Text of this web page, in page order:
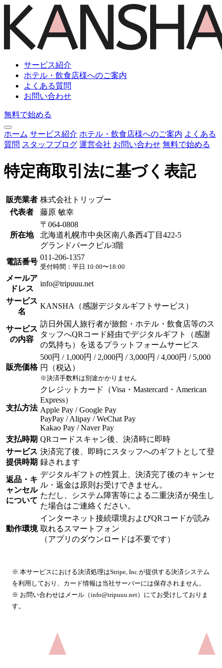
サービス紹介
ホテル・飲食店様へのご案内
よくある質問
お問い合わせ
無料で始める
ホーム サービス紹介 ホテル・飲食店様へのご案内 よくある
質問 スタッフブログ 運営会社 お問い合わせ 無料で始める
特定商取引法に基づく表記
販売業者 株式会社トリップー
代表者
藤原 敏幸
所在地
〒064-0808
北海道札幌市中央区南八条西4丁目422-5
グランドパークビル3階
電話番号
011-206-1357
受付時間：平日 10:00〜18:00
メールア
ドレス
info@tripuuu.net
サービス
名
KANSHA（感謝デジタルギフトサービス）
サービス
の内容
訪日外国人旅行者が旅館・ホテル・飲食店等のス
タッフへQRコード経由でデジタルギフト（感謝
の気持ち）を送るプラットフォームサービス
販売価格
500円 / 1,000円 / 2,000円 / 3,000円 / 4,000円 / 5,000
円（税込）
※決済手数料は別途かかりません
支払方法
クレジットカード（Visa・Mastercard・American
Express）
Apple Pay / Google Pay
PayPay / Alipay / WeChat Pay
Kakao Pay / Naver Pay
支払時期 QRコードスキャン後、決済時に即時
サービス
提供時期
決済完了後、即時にスタッフへのギフトとして登
録されます
返品・キ
ャンセル
について
デジタルギフトの性質上、決済完了後のキャンセ
ル・返金は原則お受けできません。
ただし、システム障害等による二重決済が発生し
た場合はご連絡ください。
動作環境
インターネット接続環境およびQRコードが読み
取れるスマートフォン
（アプリのダウンロードは不要です）
※ 本サービスにおける決済処理はStripe, Inc.が提供する決済システム
を利用しており、カード情報は当社サーバーには保存されません。
※ お問い合わせはメール（info@tripuuu.net）にてお受けしておりま
す。